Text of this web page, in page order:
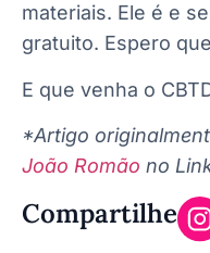
materiais. Ele é e
gratuito. Espero
E que venha o
*Artigo
João Romão no
Compartilhe